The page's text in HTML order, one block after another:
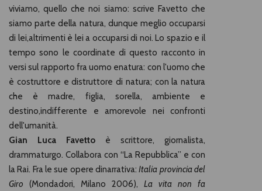
viviamo, quello che noi siamo: scrive Favetto che
siamo parte della natura, dunque meglio occuparsi
di lei,altrimenti è lei a occuparsi di noi. Lo spazio e il
tempo sono le coordinate di questo racconto in
versi sul rapporto fra uomo enatura: con l'uomo che
è costruttore e distruttore di natura; con la natura
che è madre, figlia, sorella, ambiente e
destino,indifferente e amorevole nei confronti
dell'umanità.
Gian Luca Favetto è scrittore, giornalista,
drammaturgo. Collabora con “La Repubblica” e con
la Rai. Fra le sue opere dinarrativa:Italia provincia del
Giro (Mondadori, Milano 2006), La vita non fa